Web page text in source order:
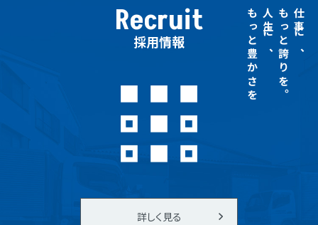
Recruit
採用情報
詳しく見る
仕事に、
もっと誇りを。
人生に、
もっと豊かさを